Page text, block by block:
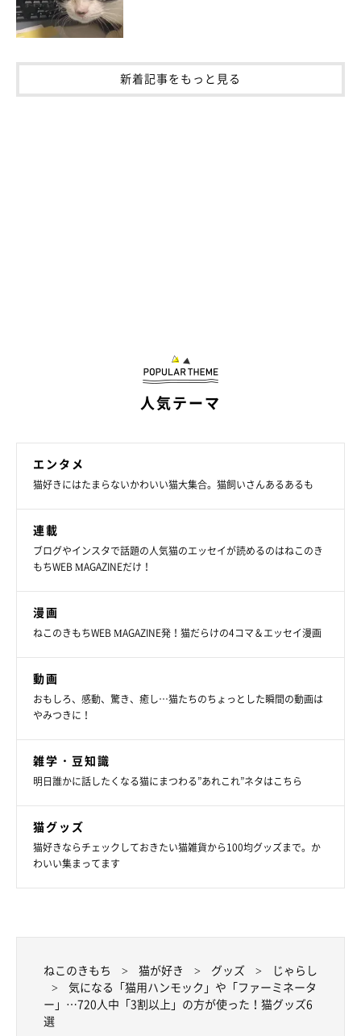
の心理的不安を軽減してくれます。」（こまちちゃん／MIXサバ
トラ／10才の飼い主さんのコメント）
・「外出中の愛猫の行動や室温など、気になる点をスマホで確認
できるので安心です。ただ、飼い主の帰宅を待つように玄関の方
猫 ネコ ねこ 猫じゃらし 運動不足 ストレス解消 夢中
電動 多機能 かわいい ペット用品 猫グッズ 猫用【送料
無料】
価格：2,998円（税込、送料別) (2025/6/9時点)
「キャッチ・ミー・イフ・ユー・キャン」を利用した飼い主さん
のコメントを紹介します。
で勝手に遊び相手になってくれます。」（ここちゃん／ラガマフ
ィン（シルバーダビー）／2才の飼い主さんのコメント）
・「どうしても遊んであげられないタイミングがあるので、その
新着記事をもっと見る
人気テーマ
エンタメ
猫好きにはたまらないかわいい猫大集合。猫飼いさんあるあるも
連載
ブログやインスタで話題の人気猫のエッセイが読めるのはねこのき
もちWEB MAGAZINEだけ！
漫画
ねこのきもちWEB MAGAZINE発！猫だらけの4コマ＆エッセイ漫画
動画
おもしろ、感動、驚き、癒し…猫たちのちょっとした瞬間の動画は
やみつきに！
雑学・豆知識
明日誰かに話したくなる猫にまつわる”あれこれ”ネタはこちら
猫グッズ
猫好きならチェックしておきたい猫雑貨から100均グッズまで。か
わいい集まってます
ねこのきもち 猫が好き グッズ
じゃらし
気になる「猫用ハンモック」や「ファーミネータ
ー」…720人中「3割以上」の方が使った！猫グッズ6
選